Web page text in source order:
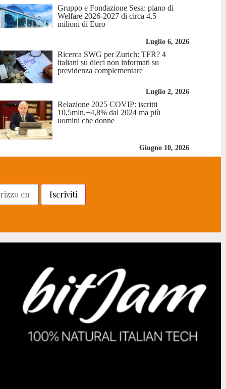
Gruppo e Fondazione Sesa: piano di
Welfare 2026-2027 di circa 4,5
milioni di Euro
Luglio 6, 2026
Ricerca SWG per Zurich: TFR? 4
italiani su dieci non informati su
previdenza complementare
Luglio 2, 2026
Relazione 2025 COVIP: iscritti
10,5mln,+4,8% dal 2024 ma più
uomini che donne
Giugno 10, 2026